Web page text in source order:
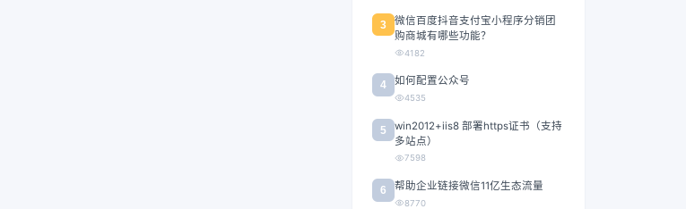
3
微信百度抖音支付宝小程序分销团
购商城有哪些功能？
4182
4 如何配置公众号
4535
5
win2012+iis8 部署https证书（支持
多站点）
7598
6 帮助企业链接微信11亿生态流量
8770